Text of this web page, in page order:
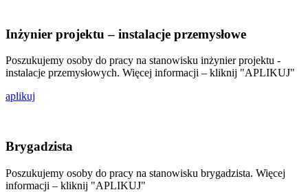
Inżynier projektu – instalacje przemysłowe
Poszukujemy osoby do pracy na stanowisku inżynier projektu -
instalacje przemysłowych. Więcej informacji – kliknij "APLIKUJ"
aplikuj
Brygadzista
Poszukujemy osoby do pracy na stanowisku brygadzista. Więcej
informacji – kliknij "APLIKUJ"